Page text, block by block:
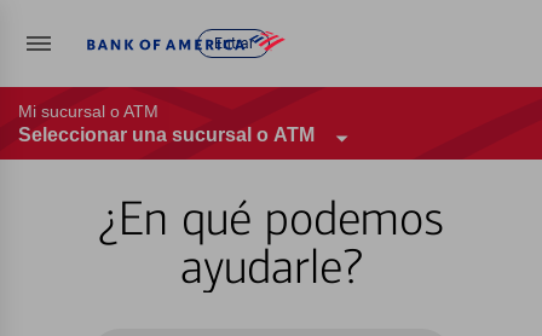
Entrar
Mi sucursal o ATM
Seleccionar una sucursal o ATM
¿En qué podemos
ayudarle?